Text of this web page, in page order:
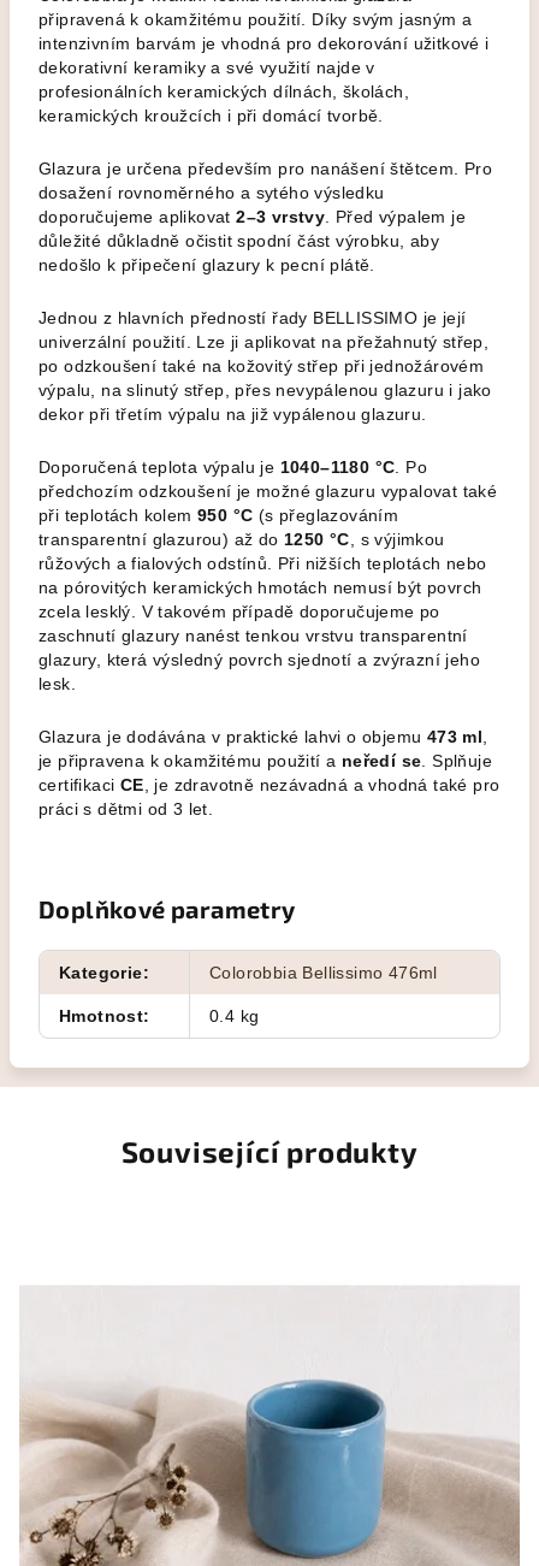
připravená k okamžitému použití. Díky svým jasným a
intenzivním barvám je vhodná pro dekorování užitkové i
dekorativní keramiky a své využití najde v
profesionálních keramických dílnách, školách,
keramických kroužcích i při domácí tvorbě.
Glazura je určena především pro nanášení štětcem. Pro
dosažení rovnoměrného a sytého výsledku
doporučujeme aplikovat2–3 vrstvy . Před výpalem je
důležité důkladně očistit spodní část výrobku, aby
nedošlo k připečení glazury k pecní plátě.
Jednou z hlavních předností řady BELLISSIMO je její
univerzální použití. Lze ji aplikovat na přežahnutý střep,
po odzkoušení také na kožovitý střep při jednožárovém
výpalu, na slinutý střep, přes nevypálenou glazuru i jako
dekor při třetím výpalu na již vypálenou glazuru.
Doporučená teplota výpalu je 1040–1180 °C . Po
předchozím odzkoušení je možné glazuru vypalovat také
při teplotách kolem950 °C (s přeglazováním
transparentní glazurou) až do 1250 °C , s výjimkou
růžových a fialových odstínů. Při nižších teplotách nebo
na pórovitých keramických hmotách nemusí být povrch
zcela lesklý. V takovém případě doporučujeme po
zaschnutí glazury nanést tenkou vrstvu transparentní
glazury, která výsledný povrch sjednotí a zvýrazní jeho
lesk.
Glazura je dodávána v praktické lahvi o objemu 473 ml
je připravena k okamžitému použití a neředí se . Splňuje
certifikaci CE , je zdravotně nezávadná a vhodná také pro
práci s dětmi od 3 let.
Doplňkové parametry
Kategorie: Colorobbia Bellissimo 476ml
Hmotnost: 0.4 kg
Související produkty